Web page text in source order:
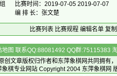
比赛时间：2019-07-05 2019-07-07
编 排 长：张文楚
比赛列表 比赛规程 编辑名单 复
地图 联系QQ:88081492 QQ群:75115383
创文章版权归作者和 东萍象棋网共同拥有
象棋专业网站 Copyright 2004 东萍象棋网